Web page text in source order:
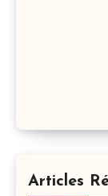
Articles